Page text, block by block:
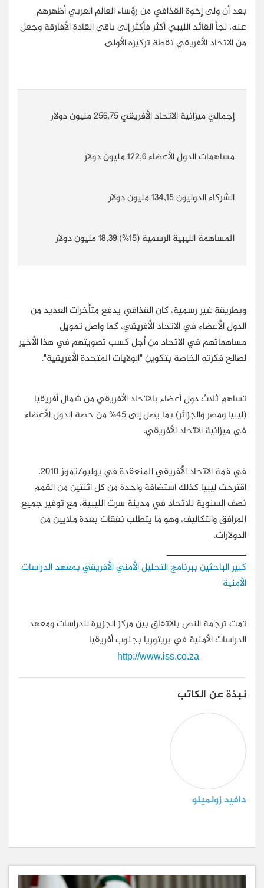
بعد أن ولى إخوة القذافي من رؤساء العالم العربي أظهرهم
عنه، لجأ القائد الليبي أكثر فأكثر إلى باقي القادة الأفارقة وجعل
من الاتحاد الأفريقي نقطة تركيزه الأولى.
إجمالي ميزانية الاتحاد الأفريقي 256,75 مليون دولار
مساهمات الدول الأعضاء 122,6 مليون دولار
الشركاء الدوليون 134,15 مليون دولار
المساهمة الليبية الرسمية (15%) 18,39 مليون دولار
وبطريقة غير رسمية، كان القذافي يدفع متأخرات العديد من
الدول الأعضاء في الاتحاد الأفريقي، كما واصل تمويل
مساهماتهم في الاتحاد من أجل كسب تصويتهم في هذا الأخير
لصالح فكرته الخاصة بتكوين "الولايات المتحدة الأفريقية".
تساهم ثلاث دول أعضاء بالاتحاد الأفريقي من شمال أفريقيا
(ليبيا ومصر والجزائر) بما يصل إلى 45% من حصة الدول الأعضاء
في ميزانية الاتحاد الأفريقي.
في قمة الاتحاد الأفريقي المنعقدة في يوليو/تموز 2010،
اقترحت ليبيا كذلك استضافة واحدة من كل اثنتين من القمم
نصف السنوية للاتحاد في مدينة سرت الليبية، مع توفير جميع
المرافق والتكاليف، وهو ما يتطلب نفقات بعدة ملايين من
الدولارات.
_______________
كبير الباحثين ببرنامج التحليل الأمني الأفريقي بمعهد الدراسات
الأمنية
تمت ترجمة النص بالاتفاق بين مركز الجزيرة للدراسات ومعهد
الدراسات الأمنية في بريتوريا بجنوب أفريقيا
http://www.iss.co.za
نبذة عن الكاتب
دافيد زونمينو